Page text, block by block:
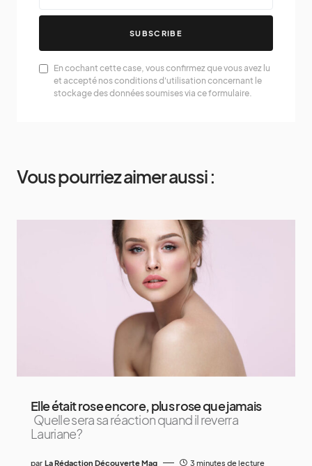
SUBSCRIBE
En cochant cette case, vous confirmez que vous avez lu
et accepté nos conditions d'utilisation concernant le
stockage des données soumises via ce formulaire.
Vous pourriez aimer aussi :
Elle était rose encore, plus rose que jamais
Quelle sera sa réaction quand il reverra
Lauriane?
par La Rédaction Découverte Mag
3 minutes de lecture